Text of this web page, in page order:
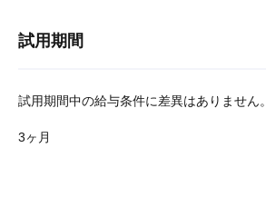
試用期間
試用期間中の給与条件に差異はありません。
3ヶ月